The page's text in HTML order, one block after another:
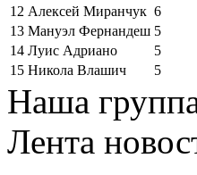
12 Алексей Миранчук 6
13 Мануэл Фернандеш 5
14 Луис Адриано
5
15 Никола Влашич 5
Наша
Лента